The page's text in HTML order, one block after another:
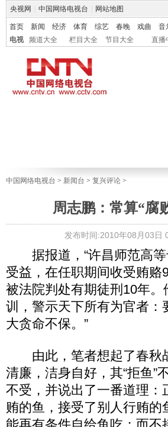
央视网 中国网络电视台 网站地图
首页 新闻 经济 体育 综艺 春晚 戏曲 音
电视
频道大全 栏目大全 节目大全 直播
中国网络电视台 > 新闻台 > 复兴评论 >
周志鹏：常算“腐
发布时间:2010年08月03日
据报道，“许昌师范高等
受益，在任职期间收受贿赂
被法院判处有期徒刑10年
训，警示天下所有为官者：
大贪命不保。”
由此，笔者想起了春秋
清廉，洁身自好，其“拒鱼”
不受，并说出了一番道理
贿的鱼，接受了别人行贿